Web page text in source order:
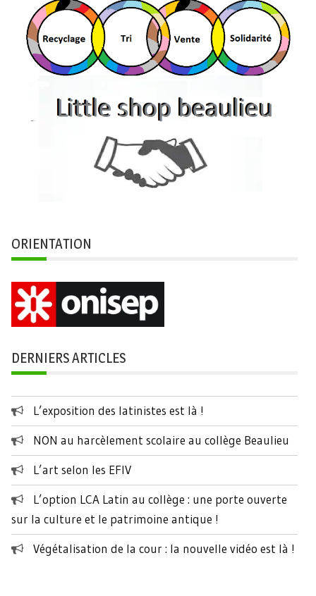
ORIENTATION
DERNIERS ARTICLES
L’exposition des latinistes est là !
NON au harcèlement scolaire au collège Beaulieu
L’art selon les EFIV
L’option LCA Latin au collège : une porte ouverte
sur la culture et le patrimoine antique !
Végétalisation de la cour : la nouvelle vidéo est là !